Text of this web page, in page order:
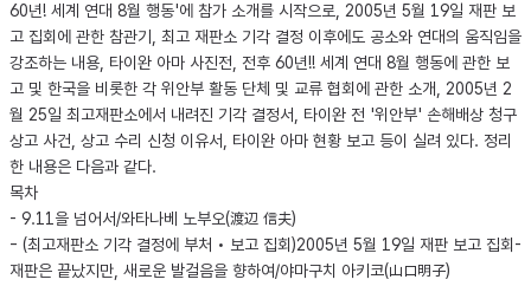
60년! 세계 연대 8월 행동'에 참가 소개를 시작으로, 2005년 5월 19일 재판 보
고 집회에 관한 참관기, 최고 재판소 기각 결정 이후에도 공소와 연대의 움직임을
강조하는 내용, 타이완 아마 사진전, 전후 60년!! 세계 연대 8월 행동에 관한 보
고 및 한국을 비롯한 각 위안부 활동 단체 및 교류 협회에 관한 소개, 2005년 2
월 25일 최고재판소에서 내려진 기각 결정서, 타이완 전 '위안부' 손해배상 청구
상고 사건, 상고 수리 신청 이유서, 타이완 아마 현황 보고 등이 실려 있다. 정리
한 내용은 다음과 같다.
목차
- 9.11을 넘어서/와타나베 노부오(渡辺 信夫)
- (최고재판소 기각 결정에 부처 • 보고 집회)2005년 5월 19일 재판 보고 집회-
재판은 끝났지만, 새로운 발걸음을 향하여/야마구치 아키코(山口明子)